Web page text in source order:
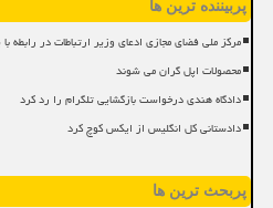
پربیننده ترین ها
مرکز ملی فضای مجازی ادعای وزیر ارتباطات در رابطه
محصولات اپل گران می شوند
دادگاه هندی درخواست بازگشایی تلگرام را رد کرد
دادستانی کل انگلیس از ایکس کوچ کرد
پربحث ترین ها